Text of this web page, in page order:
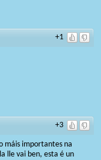
+1
+3
máis importantes na
lle vai ben, esta é un